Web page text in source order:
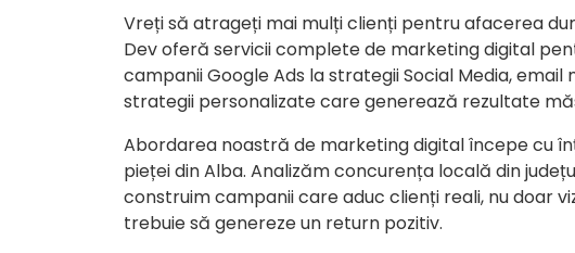
Vreți să atrageți mai mulți clienți pentru afacerea
Dev oferă servicii complete de marketing digital
campanii Google Ads la strategii Social Media,
strategii personalizate care generează rezultate
Abordarea noastră de marketing digital începe cu
pieței din Alba. Analizăm concurența locală din
construim campanii care aduc clienți reali, nu doar
trebuie să genereze un return pozitiv.